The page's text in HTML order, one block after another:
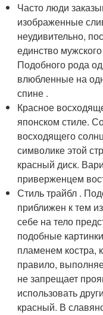
Часто люди
изображенные
неудивительно,
единство
Подобного рода
влюбленные на
спине .
Красное
японском стиле.
восходящего
символике этой
красный диск.
приверженцем
Стиль трайбл .
приближен к тем
себе на тело
подобные
пламенем костра,
правило,
не запрещает
использовать
красный. В